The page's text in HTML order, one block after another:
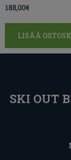
188,00€
LISÄÄ
SKI OUT